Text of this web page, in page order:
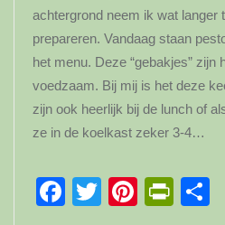
achtergrond neem ik wat langer
prepareren. Vandaag staan
het menu. Deze “gebakjes” zijn
voedzaam. Bij mij is het deze
zijn ook heerlijk bij de lunch of
ze in de koelkast zeker 3-4…
Facebook
Twitter